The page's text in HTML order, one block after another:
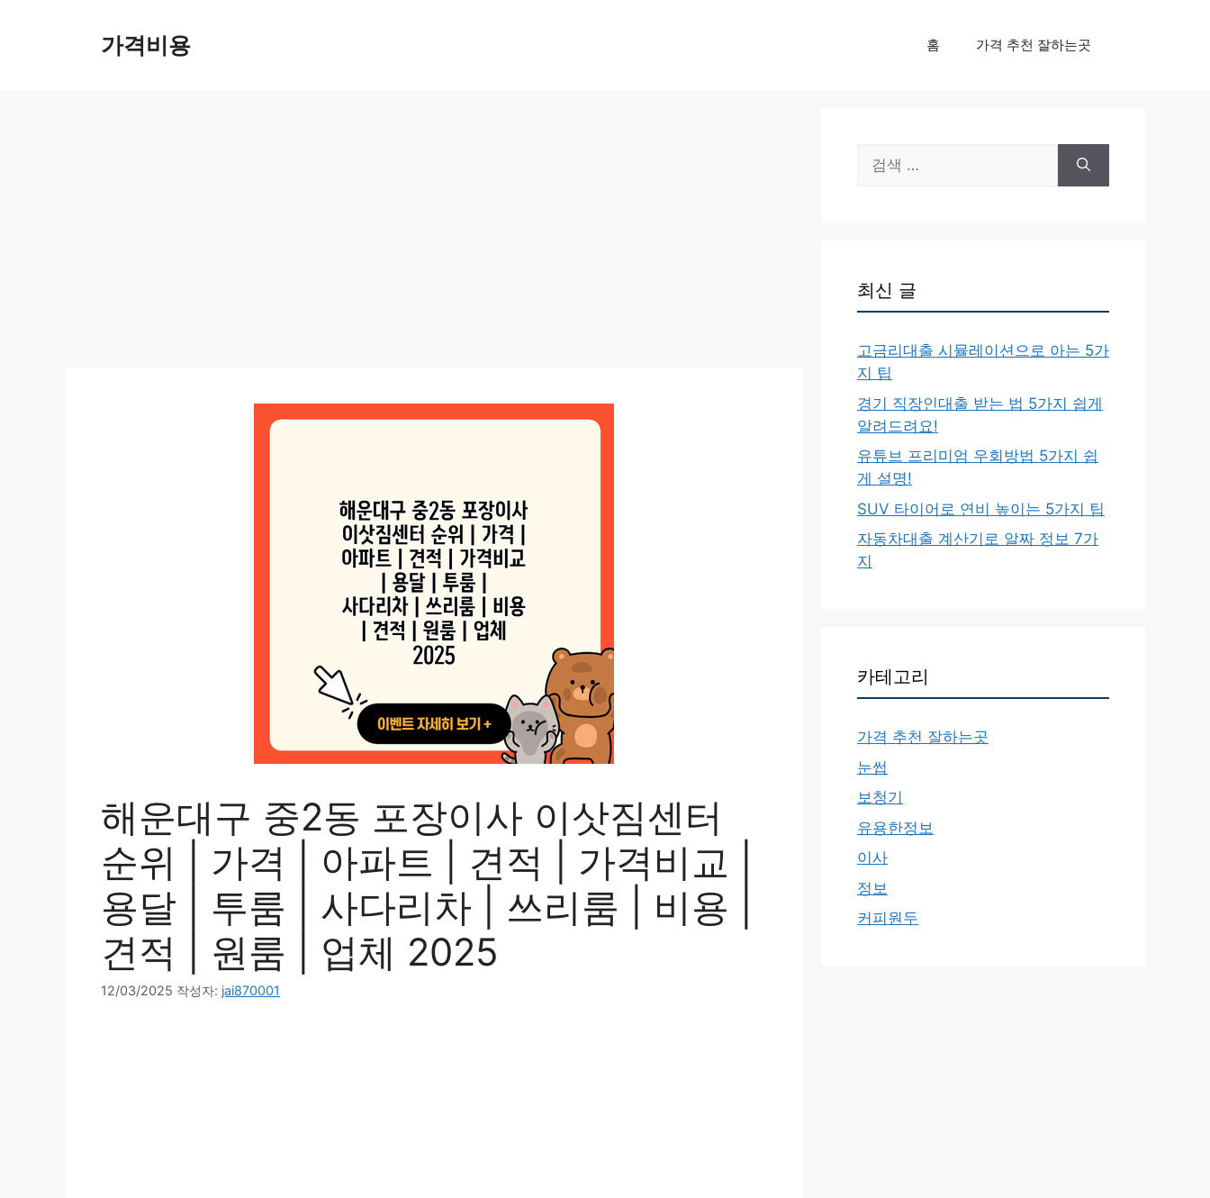
가격비용 홈 가격 추천 잘하는곳
해운대구 중2동 포장이사 이삿짐센터
순위 | 가격 | 아파트 | 견적 | 가격비교 |
용달 | 투룸 | 사다리차 | 쓰리룸 | 비용 |
견적 | 원룸 | 업체 2025
12/03/2025 작성자: jai870001
색:
최신 글
고금리대출 시뮬레이션으로 아는 5가
지 팁
경기 직장인대출 받는 법 5가지 쉽게
알려드려요!
유튜브 프리미엄 우회방법 5가지 쉽
게 설명!
SUV 타이어로 연비 높이는 5가지 팁
자동차대출 계산기로 알짜 정보 7가
지
카테고리
가격 추천 잘하는곳
눈썹
보청기
유용한정보
이사
정보
커피원두